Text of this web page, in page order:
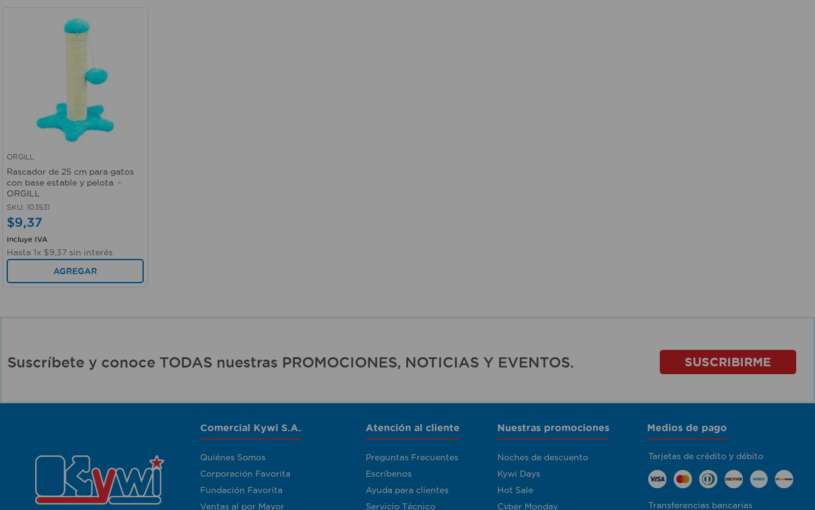
ORGILL
Rascador de 25 cm para gatos
con base estable y pelota. -
ORGILL
SKU: 103531
$9,37
Incluye IVA
Hasta 1x $9,37 sin interés
AGREGAR
Suscríbete y conoce TODAS nuestras PROMOCIONES, NOTICIAS Y EVENTOS. SUSCRIBIRME
Comercial Kywi S.A.
Quiénes Somos
Corporación Favorita
Fundación Favorita
Ventas al por Mayor
Atención al cliente
Preguntas Frecuentes
Escríbenos
Ayuda para clientes
Servicio Técnico
Nuestras promociones
Noches de descuento
Kywi Days
Hot Sale
Cyber Monday
Medios de pago
Tarjetas de crédito y débito
Transferencias bancarias